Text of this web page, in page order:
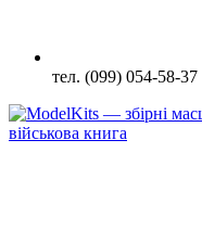
тел. (099) 054-58-37